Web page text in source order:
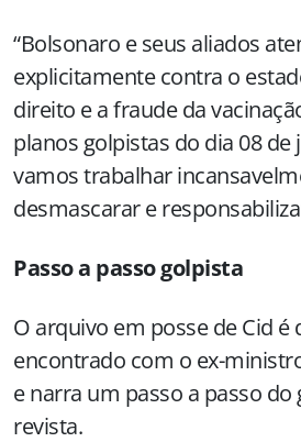
“Bolsonaro e seus aliados
explicitamente contra o
direito e a fraude da
planos golpistas do dia 08
vamos trabalhar
desmascarar e
Passo a passo golpista
O arquivo em posse de Cid é
encontrado com o ex-
e narra um passo a passo do
revista.